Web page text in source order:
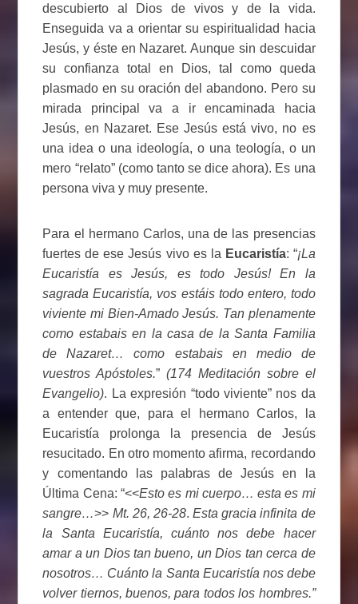
descubierto al Dios de vivos y de la vida.
Enseguida va a orientar su espiritualidad hacia
Jesús, y éste en Nazaret. Aunque sin descuidar
su confianza total en Dios, tal como queda
plasmado en su oración del abandono. Pero su
mirada principal va a ir encaminada hacia
Jesús, en Nazaret. Ese Jesús está vivo, no es
una idea o una ideología, o una teología, o un
mero “relato” (como tanto se dice ahora). Es una
persona viva y muy presente.
Para el hermano Carlos, una de las presencias
fuertes de ese Jesús vivo es la Eucaristía: “¡La
Eucaristía es Jesús, es todo Jesús! En la
sagrada Eucaristía, vos estáis todo entero, todo
viviente mi Bien-Amado Jesús. Tan plenamente
como estabais en la casa de la Santa Familia
de Nazaret… como estabais en medio de
vuestros Apóstoles.”(174 Meditación sobre el
Evangelio). La expresión “todo viviente” nos da
a entender que, para el hermano Carlos, la
Eucaristía prolonga la presencia de Jesús
resucitado. En otro momento afirma, recordando
y comentando las palabras de Jesús en la
Última Cena: “<<Esto es mi cuerpo… esta es mi
sangre…>> Mt. 26, 26-28.Esta gracia infinita de
la Santa Eucaristía, cuánto nos debe hacer
amar a un Dios tan bueno, un Dios tan cerca de
nosotros… Cuánto la Santa Eucaristía nos debe
volver tiernos, buenos, para todos los hombres.”